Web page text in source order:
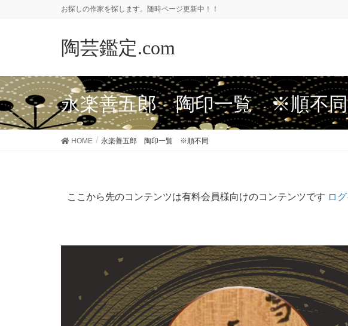
お探しの作家を探します。随時ページ更新中！！
陶芸鑑定.com
永楽善五郎 陶印一覧 ※順不同
HOME 永楽善五郎 陶印一覧 ※順不同
ここから先のコンテンツは有料会員様向けのコンテンツです ロ